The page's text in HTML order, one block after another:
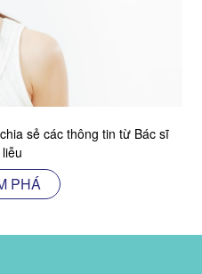
sẻ các thông tin từ Bác sĩ
PHÁ